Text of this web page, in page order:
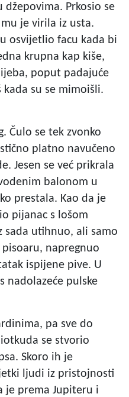
džepovima. Prkosio se
je virila iz usta.
osvijetlio facu kada bi
krupna kap kiše,
poput padajuće
kada su se mimoišli.
Čulo se tek zvonko
platno navučeno
Jesen se već prikrala
balonom u
prestala. Kao da je
pijanac s lošom
sada utihnuo, ali samo
napregnuo
ispijene pive. U
nadolazeće pulske
pa sve do
se stvorio
Skoro ih je
ljudi iz pristojnosti
je prema Jupiteru i